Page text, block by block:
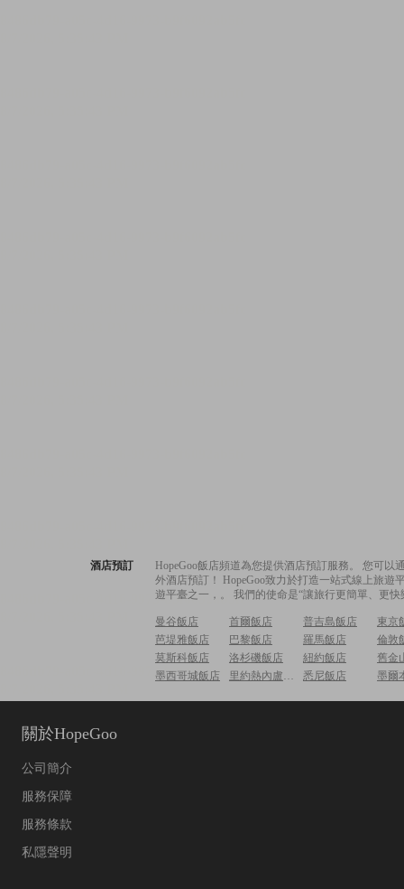
酒店預訂
HopeGoo飯店頻道為您提供酒店預訂服務。 您可
外酒店預訂！ HopeGoo致力於打造一站式線上旅
遊平臺之一，。 我們的使命是“讓旅行更簡單、更
曼谷飯店 首爾飯店 普吉島飯店
東京
芭堤雅飯店
巴黎飯店 羅馬飯店
倫敦
莫斯科飯店
洛杉磯飯店 紐約飯店
舊金
墨西哥城飯店
里約熱內盧飯店 悉尼飯店 墨爾
關於HopeGoo
公司簡介
服務保障
服務條款
私隱聲明